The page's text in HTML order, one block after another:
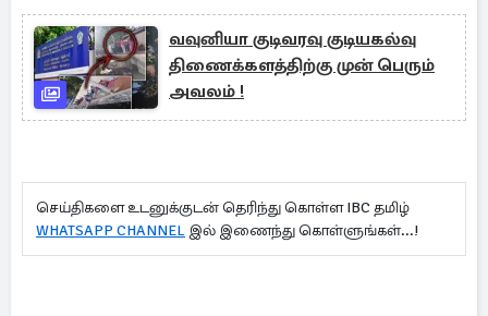
வவுனியா குடிவரவு குடியகல்வு
திணைக்களத்திற்கு முன் பெரும்
அவலம் !
செய்திகளை உடனுக்குடன் தெரிந்து கொள்ள IBC தமிழ்
WHATSAPP CHANNEL இல் இணைந்து கொள்ளுங்கள்...!